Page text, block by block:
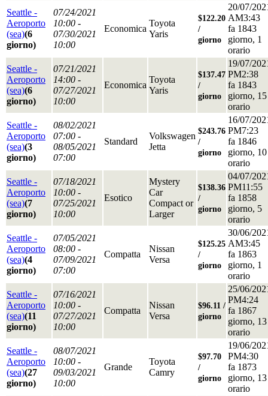
Seattle -
Aeroporto
(sea)(6
giorno)
07/24/2021
10:00 -
07/30/2021
10:00
Economica
Toyota
Yaris
$122.20
/
giorno
20/07/
AM3:43
fa 1843
giorno, 1
orario
Seattle -
Aeroporto
(sea)(6
giorno)
07/21/2021
14:00 -
07/27/2021
10:00
Economica
Toyota
Yaris
$137.47
/
giorno
19/07/
PM2:38
fa 1843
giorno, 15
orario
Seattle -
Aeroporto
(sea)(3
giorno)
08/02/2021
07:00 -
08/05/2021
07:00
Standard
Volkswagen
Jetta
$243.76
/
giorno
16/07/
PM7:23
fa 1846
giorno, 10
orario
Seattle -
Aeroporto
(sea)(7
giorno)
07/18/2021
10:00 -
07/25/2021
10:00
Esotico
Mystery
Car
Compact or
Larger
$138.36
/
giorno
04/07/
PM11:55
fa 1858
giorno, 5
orario
Seattle -
Aeroporto
(sea)(4
giorno)
07/05/2021
08:00 -
07/09/2021
07:00
Compatta
Nissan
Versa
$125.25
/
giorno
30/06/
AM3:45
fa 1863
giorno, 1
orario
Seattle -
Aeroporto
(sea)(11
giorno)
07/16/2021
10:00 -
07/27/2021
10:00
Compatta
Nissan
Versa
$96.11 /
giorno
25/06/
PM4:24
fa 1867
giorno, 13
orario
Seattle -
Aeroporto
(sea)(27
giorno)
08/07/2021
10:00 -
09/03/2021
10:00
Grande
Toyota
Camry
$97.70
/
giorno
19/06/
PM4:30
fa 1873
giorno, 13
orario